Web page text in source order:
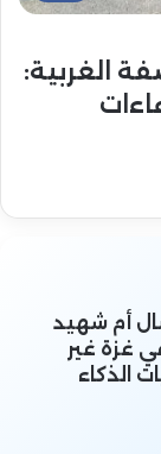
الغربية:
أم شهيد
غزة غير
الذكاء